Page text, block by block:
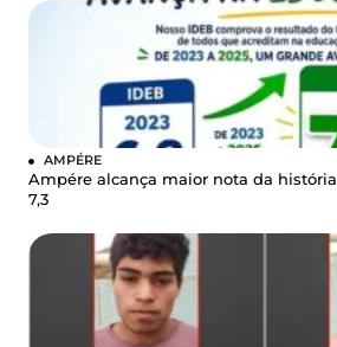
AMPÉRE
Ampére alcança maior nota da
7,3